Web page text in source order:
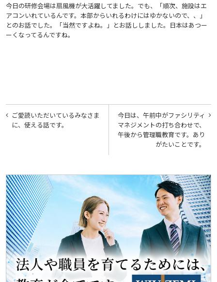
今日の研修会場は扇風機が大活躍してました。でも、「順次、施設はエ
アコンいれているんです。本部からいれるわけにはゆかないので、、」
とのお話でした。「当然ですよね。」とお話ししました。日本はあつー
ーくなってるんですね。
投
稿
ゲ
ー
シ
ョ
ン
今日は、午前中がファシリティ
マネジメントの打ち合わせで、
午後から管理職教育です。あり
がたいことです。
ご愛読いただいているみなさま
に、使える話です。